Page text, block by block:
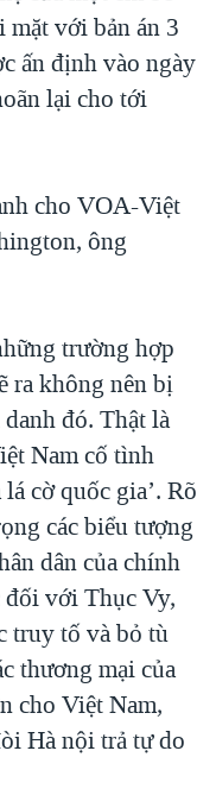
với bản án 3
ấn định vào ngày
lại cho tới
cho VOA-Việt
ông
trường hợp
ra không nên bị
đó. Thật là
Nam cố tình
cờ quốc gia’. Rõ
các biểu tượng
dân của chính
đối với Thục Vy,
truy tố và bỏ tù
thương mại của
cho Việt Nam,
Hà nội trả tự do